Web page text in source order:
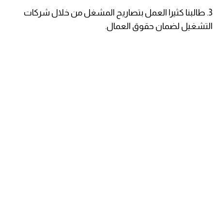
3. طالبنا كثيرا العمل بتصاريح المشغل من خلال شركات
التشغيل لضمان حقوق العمال.